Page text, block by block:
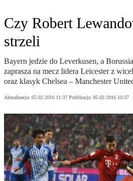
Czy Robert
strzeli
Bayern jedzie do Leverkusen, a
zaprasza na mecz lidera Leicester z
oraz klasyk Chelsea – Manchester
Aktualizacja: 05.02.2016 11:37 Publikacja: 05.02.2016 10:37